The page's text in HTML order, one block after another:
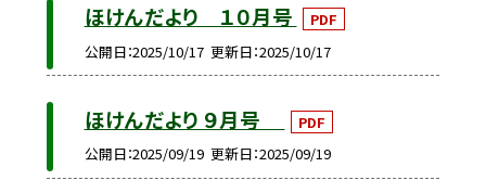
ほけんだより １０月号
PDF
公開日 2025/10/17 更新日 2025/10/17
ほけんだより ９月号
PDF
公開日 2025/09/19 更新日 2025/09/19